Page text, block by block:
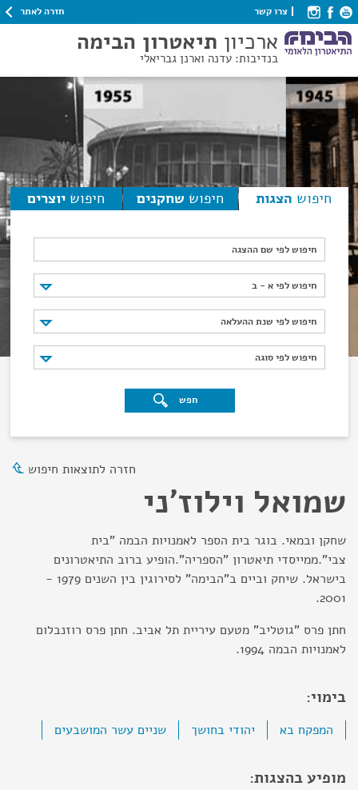
צרו קשר חזרה לאתר
ארכיון תיאטרון הבימה
בנדיבות: עדנה וארנן גבריאלי
חיפוש הצגות חיפוש שחקנים חיפוש יוצרים
חיפוש לפי שם ההצגה
חיפוש לפי א - ב
חיפוש לפי א - ב
חיפוש לפי שנת ההעלאה
חיפוש לפי שנת ההעלאה
חיפוש לפי סוגה
חיפוש לפי סוגה
חפש
חזרה לתוצאות חיפוש
שמואל וילוז'ני
שחקן ובמאי. בוגר בית הספר לאמנויות הבמה "בית
צבי".ממייסדי תיאטרון "הספריה".הופיע ברוב התיאטרונים
בישראל. שיחק וביים ב"הבימה" לסירוגין בין השנים 1979 -
2001.
חתן פרס "גוטליב" מטעם עיריית תל אביב. חתן פרס רוזנבלום
לאמנויות הבמה 1994.
בימוי:
המפקח בא יהודי בחושך שניים עשר המושבעים
מופיע בהצגות: